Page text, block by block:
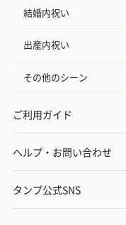
結婚内祝い
出産内祝い
その他のシーン
ご利用ガイド
ヘルプ・お問い合わせ
タンプ公式SNS